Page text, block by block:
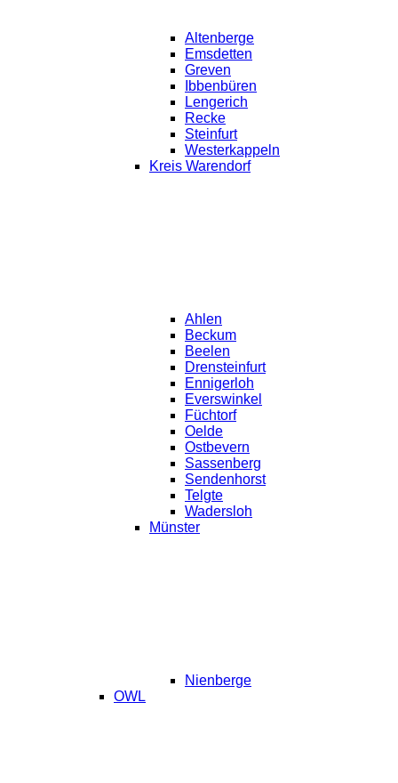
Altenberge
Emsdetten
Greven
Ibbenbüren
Lengerich
Recke
Steinfurt
Westerkappeln
Kreis Warendorf
Ahlen
Beckum
Beelen
Drensteinfurt
Ennigerloh
Everswinkel
Füchtorf
Oelde
Ostbevern
Sassenberg
Sendenhorst
Telgte
Wadersloh
Münster
Nienberge
OWL